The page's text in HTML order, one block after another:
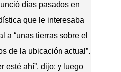
días pasados en
que le interesaba
a “unas tierras sobre el
de la ubicación actual”.
esté ahí”, dijo; y luego